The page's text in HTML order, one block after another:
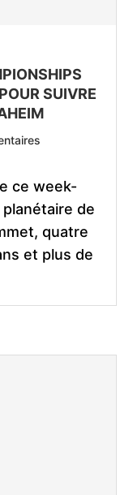
SUIVRE
ce week-
planétaire de
quatre
et plus de